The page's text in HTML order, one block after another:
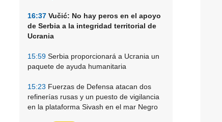
16:37 Vučić: No hay peros en el apoyo
de Serbia a la integridad territorial de
Ucrania
15:59 Serbia proporcionará a Ucrania un
paquete de ayuda humanitaria
15:23 Fuerzas de Defensa atacan dos
refinerías rusas y un puesto de vigilancia
en la plataforma Sivash en el mar Negro